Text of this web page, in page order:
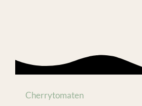
Cherrytomaten